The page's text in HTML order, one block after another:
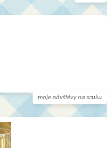
moje návštěvy na scuku